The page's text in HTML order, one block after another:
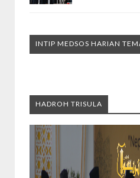
INTIP MEDSOS HARIAN
HADROH TRISULA